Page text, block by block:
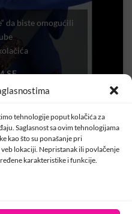
tehnologije poput kolačića za
Saglasnost sa ovim tehnologijama
kao što su ponašanje pri
lokaciji. Nepristanak ili povlačenje
karakteristike i funkcije.
da biste omogućili
SE